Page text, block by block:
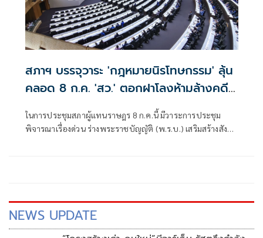
สภาฯ บรรจุวาระ 'กฎหมายนิรโทษกรรม' ลุ้น
คลอด 8 ก.ค. 'สว.' ตอกฝาโลงห้ามล้างคดี
ในการประชุมสภาผู้แทนราษฎร 8 ก.ค.นี้ มีวาระการประชุม
พิจารณาเรื่องด่วน ร่างพระราชบัญญัติ (พ.ร.บ.) เสริมสร้างสังคม
NEWS UPDATE